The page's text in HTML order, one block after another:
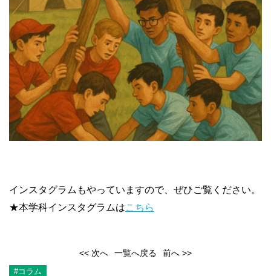
インスタグラムもやっていますので、ぜひご覧ください。
★本学科インスタグラムはこちら
<< 次へ 一覧へ戻る 前へ >>
#コラム